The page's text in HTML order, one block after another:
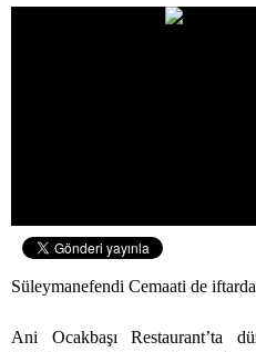
Süleymanefendi Cemaati de
Ani Ocakbaşı Restaurant’ta